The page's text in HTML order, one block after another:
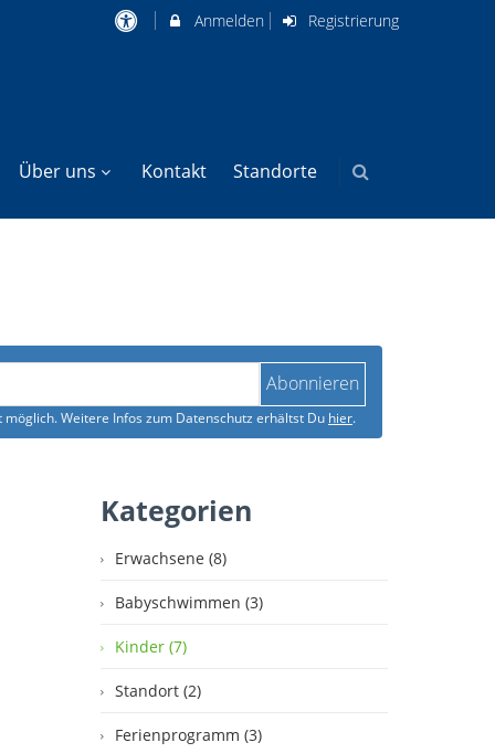
Anmelden Registrierung
Über uns Kontakt Standorte
Abonnieren
Weitere Infos zum Datenschutz erhältst Du hier.
Kategorien
Erwachsene (8)
Babyschwimmen (3)
Kinder (7)
Standort (2)
Ferienprogramm (3)